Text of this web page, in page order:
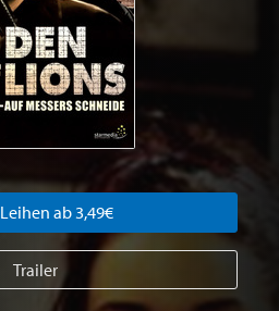
Leihen ab 3,49€
Trailer